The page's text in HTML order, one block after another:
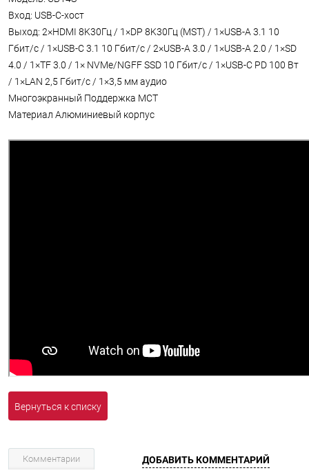
Вход: USB-C-хост
Выход: 2×HDMI 8K30Гц / 1×DP 8K30Гц (MST) / 1×USB-A 3.1 10
Гбит/с / 1×USB-C 3.1 10 Гбит/с / 2×USB-A 3.0 / 1×USB-A 2.0 / 1×SD
4.0 / 1×TF 3.0 / 1× NVMe/NGFF SSD 10 Гбит/с / 1×USB-C PD 100 Вт
/ 1×LAN 2,5 Гбит/с / 1×3,5 мм аудио
Многоэкранный Поддержка МСТ
Материал Алюминиевый корпус
Вернуться к списку
Комментарии ДОБАВИТЬ КОММЕНТАРИЙ